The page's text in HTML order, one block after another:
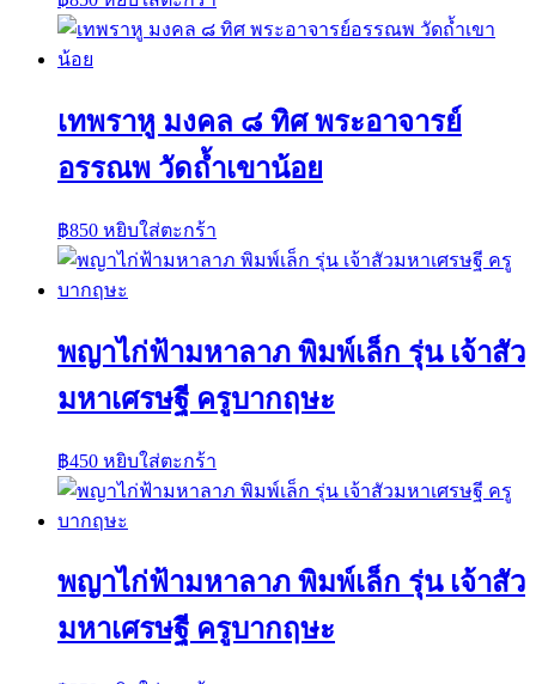
เทพราหู มงคล ๘ ทิศ พระอาจารย์
อรรณพ วัดถ้ำเขาน้อย
฿850 หยิบใส่ตะกร้า
พญาไก่ฟ้ามหาลาภ พิมพ์เล็ก รุ่น เจ้าสัว
มหาเศรษฐี ครูบากฤษะ
฿450 หยิบใส่ตะกร้า
พญาไก่ฟ้ามหาลาภ พิมพ์เล็ก รุ่น เจ้าสัว
มหาเศรษฐี ครูบากฤษะ